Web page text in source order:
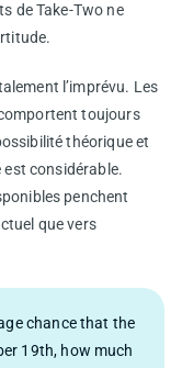
de Take-Two ne
l’imprévu. Les
toujours
théorique et
est considérable.
penchent
que vers
chance that the
19th, how much